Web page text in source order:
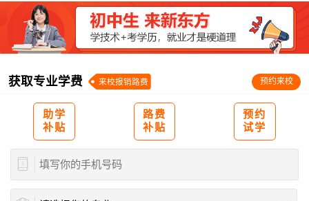
获取专业学费 来校报销路费 预约来校
助学
补贴
路费
补贴
预约
试学